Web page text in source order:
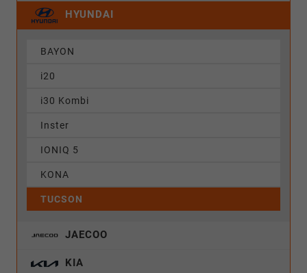
HYUNDAI
BAYON
i20
i30 Kombi
Inster
IONIQ 5
KONA
TUCSON
JAECOO
KIA